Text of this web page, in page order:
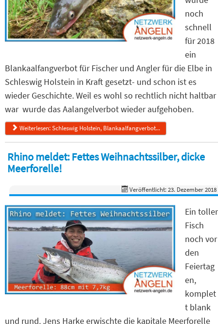
noch
schnell
für 2018
ein
Blankaalfangverbot für Fischer und Angler für die Elbe in
Schleswig Holstein in Kraft gesetzt- und schon ist es
wieder Geschichte. Weil es wohl so rechtlich nicht haltbar
war wurde das Aalangelverbot wieder aufgehoben.
Weiterlesen: Schleswig Holstein, Blankaalfangverbot...
Rhino meldet: Fettes Weihnachtssilber, dicke
Meerforelle!
Veröffentlicht: 23. Dezember 2018
Ein toller
Fisch
noch vor
den
Feiertag
en,
komplet
t blank
und rund. Jens Harke erwischte die kapitale Meerforelle